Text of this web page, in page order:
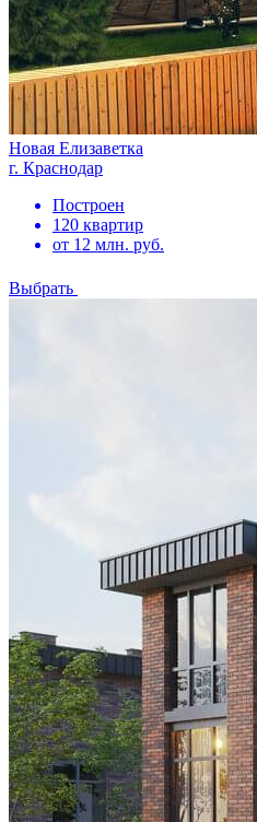
Новая Елизаветка
г. Краснодар
Построен
120 квартир
от 12 млн. руб.
Выбрать